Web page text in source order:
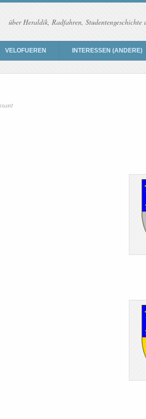
über Heraldik, Radfahren, Studentengeschichte
VELOFUEREN INTERESSEN (ANDERE)